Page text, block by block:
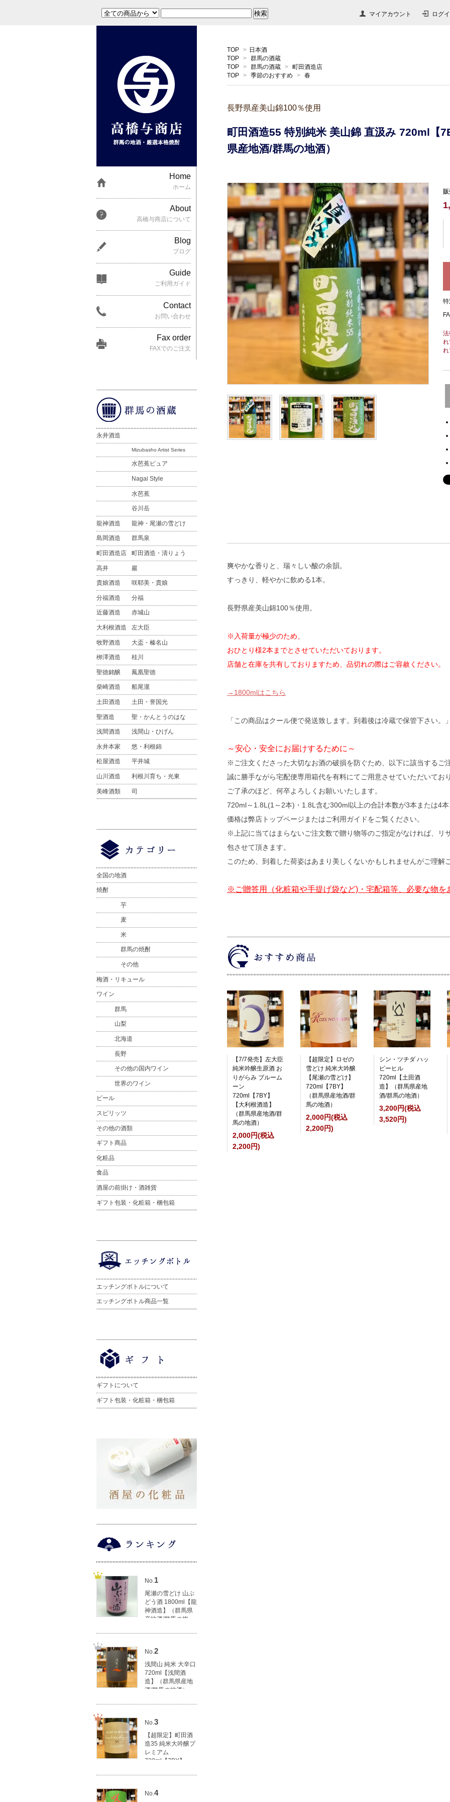
マイアカウント ログ
TOP > 日本酒
TOP > 群馬の酒蔵
TOP > 群馬の酒蔵 > 町田酒造店
TOP > 季節のおすすめ > 春
長野県産美山錦100％使用
町田酒造55 特別純米 美山錦 直汲み 720ml【
県産地酒/群馬の地酒）
れ
爽やかな香りと、瑞々しい酸の余韻。
すっきり、軽やかに飲める1本。
長野県産美山錦100％使用。
※入荷量が極少のため、
おひとり様2本までとさせていただいております。
店舗と在庫を共有しておりますため、品切れの際はご容赦ください。
→1800mlはこちら
「この商品はクール便で発送致します。到着後は冷蔵で保管下さい。」
～安心・安全にお届けするために～
※ご注文くださった大切なお酒の破損を防ぐため、以下に該当するご
誠に勝手ながら宅配便専用箱代を有料にてご用意させていただいており
ご了承のほど、何卒よろしくお願いいたします。
720ml～1.8L(1～2本)・1.8L含む300ml以上の合計本数が3本または4本
価格は弊店トップページまたはご利用ガイドをご覧ください。
※上記に当てはまらないご注文数で贈り物等のご指定がなければ、リ
包させて頂きます。
このため、到着した荷姿はあまり美しくないかもしれませんがご理解
※ご贈答用（化粧箱や手提げ袋など)・宅配箱等、必要な物を
【7/7発売】左大臣
純米吟醸生原酒 お
りがらみ ブルーム
ーン
720ml【7BY】
【大利根酒造】
（群馬県産地酒/群
馬の地酒）
2,000円(税込
2,200円)
【超限定】ロゼの
雪どけ 純米大吟醸
【尾瀬の雪どけ】
720ml【7BY】
（群馬県産地酒/群
馬の地酒）
2,000円(税込
2,200円)
シン・ツチダ ハッ
ピーヒル
720ml【土田酒
造】（群馬県産地
酒/群馬の地酒）
3,200円(税込
3,520円)
Home
ホーム
About
高橋与商店について
Blog
ブログ
Guide
ご利用ガイド
Contact
お問い合わせ
Fax order
FAXでのご注文
永井酒造
Mizubasho Artist Series
水芭蕉ピュア
Nagai Style
水芭蕉
谷川岳
龍神酒造 龍神・尾瀬の雪どけ
島岡酒造 群馬泉
町田酒造店 町田酒造・清りょう
高井 巖
貴娘酒造 咲耶美・貴娘
分福酒造 分福
近藤酒造 赤城山
大利根酒造 左大臣
牧野酒造 大盃・榛名山
栁澤酒造 桂川
聖徳銘醸 鳳凰聖徳
柴崎酒造 船尾瀧
土田酒造 土田・誉国光
聖酒造 聖・かんとうのはな
浅間酒造 浅間山・ひげん
永井本家 悠・利根錦
松屋酒造 平井城
山川酒造 利根川育ち・光東
美峰酒類 司
全国の地酒
焼酎
芋
麦
米
群馬の焼酎
その他
梅酒・リキュール
ワイン
群馬
山梨
北海道
長野
その他の国内ワイン
世界のワイン
ビール
スピリッツ
その他の酒類
ギフト商品
化粧品
食品
酒屋の前掛け・酒雑貨
ギフト包装・化粧箱・梱包箱
エッチングボトルについて
エッチングボトル商品一覧
ギフトについて
ギフト包装・化粧箱・梱包箱
No.1
尾瀬の雪どけ 山ぶ
どう酒 1800ml【龍
神酒造】（群馬県
産地酒/群馬の梅
No.2
浅間山 純米 大辛口
720ml【浅間酒
造】（群馬県産地
酒/群馬の地酒）
No.3
【超限定】町田酒
造35 純米大吟醸プ
レミアム
720ml【7BY】
4,000円(税込4,400
No.4